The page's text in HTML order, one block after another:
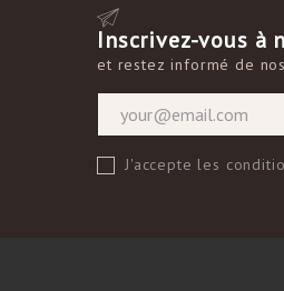
Inscrivez-vous à
et restez informé de
J'accepte les